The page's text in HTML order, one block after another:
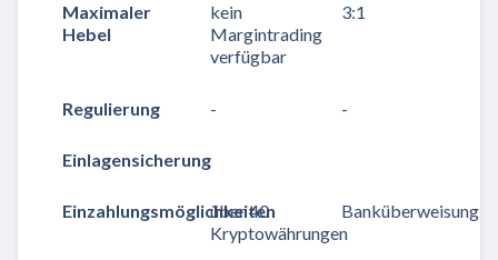
Maximaler
Hebel
kein
Margintrading
verfügbar
3:1
Regulierung - -
Einlagensicherung
Einzahlungsmöglichkeiten
über 40
Kryptowährungen
Banküberweisung